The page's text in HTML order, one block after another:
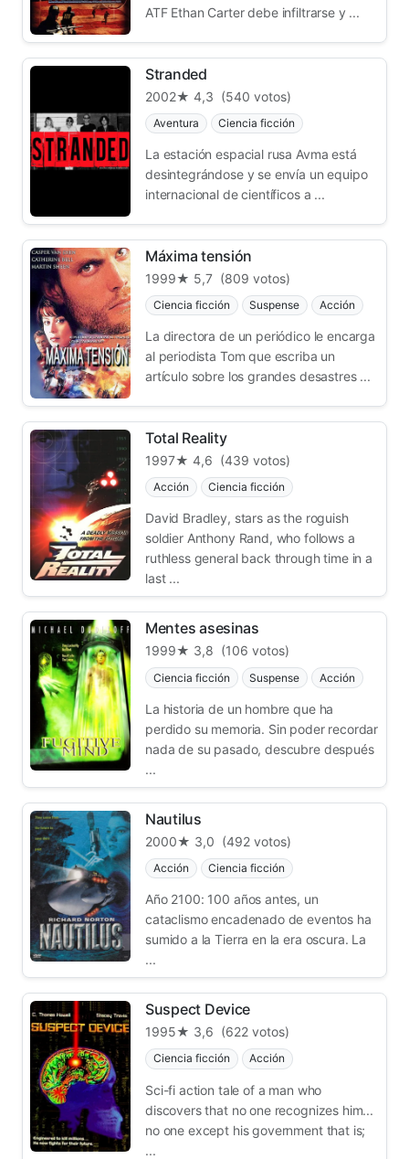
ATF Ethan Carter debe infiltrarse y ...
Stranded
2002★ 4,3 (540 votos)
Aventura Ciencia ficción
La estación espacial rusa Avma está
desintegrándose y se envía un equipo
internacional de científicos a ...
Máxima tensión
1999★ 5,7 (809 votos)
Ciencia ficción Suspense Acción
La directora de un periódico le encarga
al periodista Tom que escriba un
artículo sobre los grandes desastres ...
Total Reality
1997★ 4,6 (439 votos)
Acción Ciencia ficción
David Bradley, stars as the roguish
soldier Anthony Rand, who follows a
ruthless general back through time in a
last ...
Mentes asesinas
1999★ 3,8 (106 votos)
Ciencia ficción Suspense Acción
La historia de un hombre que ha
perdido su memoria. Sin poder recordar
nada de su pasado, descubre después
...
Nautilus
2000★ 3,0 (492 votos)
Acción Ciencia ficción
Año 2100: 100 años antes, un
cataclismo encadenado de eventos ha
sumido a la Tierra en la era oscura. La
...
Suspect Device
1995★ 3,6 (622 votos)
Ciencia ficción Acción
Sci-fi action tale of a man who
discovers that no one recognizes him...
no one except his government that is;
...